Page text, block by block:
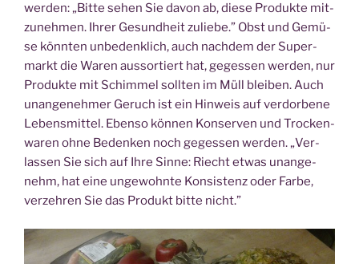
wer­den: „Bit­te sehen Sie davon ab, die­se Pro­duk­te mit­
zu­neh­men. Ihrer Gesund­heit zulie­be.” Obst und Gemü­
se könn­ten unbe­denk­lich, auch nach­dem der Super­
markt die Waren aus­sor­tiert hat, geges­sen wer­den, nur
Pro­duk­te mit Schim­mel soll­ten im Müll blei­ben. Auch
unan­ge­neh­mer Geruch ist ein Hin­weis auf ver­dor­be­ne
Lebens­mit­tel. Eben­so kön­nen Kon­ser­ven und Tro­cken­
wa­ren ohne Beden­ken noch geges­sen wer­den. „Ver­
las­sen Sie sich auf Ihre Sin­ne: Riecht etwas unan­ge­
nehm, hat eine unge­wohn­te Kon­sis­tenz oder Far­be,
ver­zeh­ren Sie das Pro­dukt bit­te nicht.”